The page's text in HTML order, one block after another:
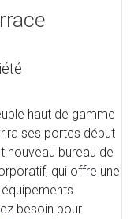
haut de gamme
ses portes début
nouveau bureau de
qui offre une
besoin pour